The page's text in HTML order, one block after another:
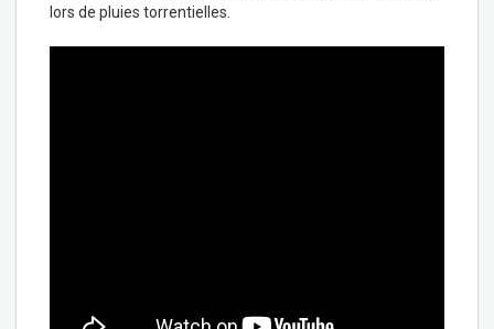
lors de pluies torrentielles.